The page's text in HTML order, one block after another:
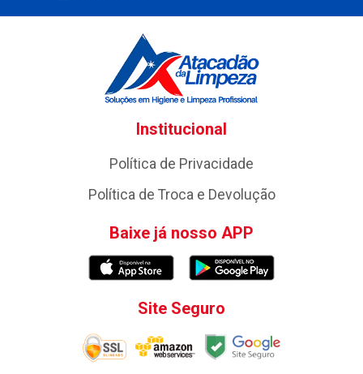
Institucional
Política de Privacidade
Política de Troca e Devolução
Baixe já nosso APP
Site Seguro